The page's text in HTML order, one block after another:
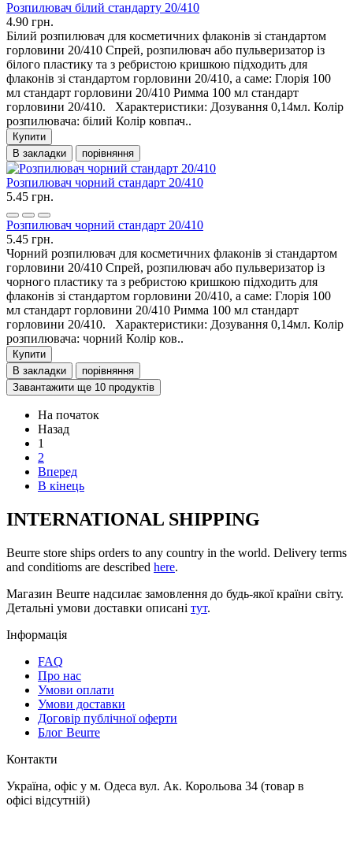
Розпилювач білий стандарту 20/410
4.90 грн.
Білий розпилювач для косметичних флаконів зі стандартом
горловини 20/410 Спрей, розпилювач або пульверизатор із
білого пластику та з ребристою кришкою підходить для
флаконів зі стандартом горловини 20/410, а саме: Глорія 100
мл стандарт горловини 20/410 Римма 100 мл стандарт
горловини 20/410. Характеристики: Дозування 0,14мл. Колір
розпилювача: білий Колір ковпач..
Купити
В закладки
порівняння
Розпилювач чорний стандарт 20/410
5.45 грн.
Розпилювач чорний стандарт 20/410
5.45 грн.
Чорний розпилювач для косметичних флаконів зі стандартом
горловини 20/410 Спрей, розпилювач або пульверизатор із
чорного пластику та з ребристою кришкою підходить для
флаконів зі стандартом горловини 20/410, а саме: Глорія 100
мл стандарт горловини 20/410 Римма 100 мл стандарт
горловини 20/410. Характеристики: Дозування 0,14мл. Колір
розпилювача: чорний Колір ков..
Купити
В закладки
порівняння
Завантажити ще 10 продуктів
На початок
Назад
1
2
Вперед
В кінець
INTERNATIONAL SHIPPING
Beurre store ships orders to any country in the world. Delivery terms
and conditioms are described here.
Магазин Beurre надсилає замовлення до будь-якої країни світу.
Детальні умови доставки описані тут.
Інформація
FAQ
Про нас
Умови оплати
Умови доставки
Договір публічної оферти
Блог Beurre
Контакти
Україна, офіс у м. Одеса вул. Ак. Корольова 34 (товар в
офісі відсутній)